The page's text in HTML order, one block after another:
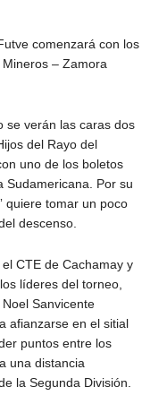
comenzará con los
– Zamora
se verán las caras dos
del Rayo del
uno de los boletos
Sudamericana. Por su
quiere tomar un poco
descenso.
CTE de Cachamay y
líderes del torneo,
Sanvicente
afianzarse en el sitial
puntos entre los
una distancia
la Segunda División.